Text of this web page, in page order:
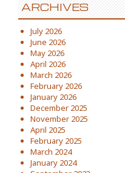
ARCHIVES
July 2026
June 2026
May 2026
April 2026
March 2026
February 2026
January 2026
December 2025
November 2025
April 2025
February 2025
March 2024
January 2024